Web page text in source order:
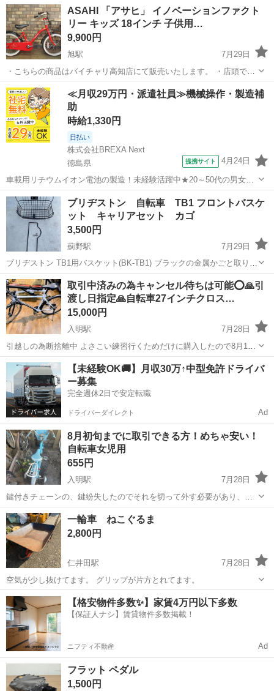
ASAHI 「アサヒ」 イノベーションファクト
リー キッズ 18インチ 子供用…
9,900円
旭駅
7月29日
・こちらの商品はバイチャリ高知店にて販売いたします。 ・店頭での
受け渡しのみとなっております。 ・店頭支払い方法各種取り扱ってお
ります。 ・値引き交渉やお取り置き等は行っておりませんのでご了承
くださいませ。 ・未メン...
高知 高知市 旭駅 その他
≪月収29万円・派遣社員≫機械操作・製造補
助
時給1,330円
日払い
株式会社BREXA Next
徳島県
提携サイト 4月24日
車載用リチウムイオン電池の製造！未経験活躍中★20～50代の男女活
躍中！寮費無料★備品付き1R寮完備！自宅からマイカー通勤OK！無料
駐車場完備◎正社員登用制度あり！《徳島県板野郡松茂町》 人気の工
場のお仕事 ◇車載用リチウ...
徳島 その他
ブリヂストン 自転車 TB1 フロントバスケ
ット キャリアセット カゴ
3,500円
薊野駅
7月29日
ブリヂストン TB1用バスケット(BK-TB1) ブラックの金属かごと取り付
け金具のセットです。 半年程付けておりました。 歪み・錆あり - カラ
ー: ブラック - 素材: 金属 - タイプ: 自転車用かご - 付属...
高知 高知市 薊野駅 自転車
取引中済みの為キャンセル待ちは可能️⭕️🙏引
渡し日指定🙏自転車27インチクロス…
15,000円
入明駅
7月28日
引越しの為断捨離中 よさこい練習行くためだけに購入したので8月13
日～16日受け取りできる方 引渡し指定の為🉐特典で 写真⑤鍵 ソーラ
ーライト ドリンクホルダーセットプレゼント お返事遅い方値段交渉す
る方 ブロック 自転...
高知 高知市 入明駅 クロスバイク
【未経験OK🚚】月収30万↑中型免許ドライバ
ー募集
完全週休2日で安定転職
ドライバーダイレクト Ad
8月初旬までに取引できる方！めちゃ安い！
自転車女児用
655円
入明駅
7月28日
鍵付きチェーンの、鍵紛失したのでそれを切って外す必要があり、工
具が要ります。必要な工具などは購入者様ご自身で調べて作業をお願
いします🙇‍♀️ 補助輪付きです。 小さな子供さんから小学校低学年向け
になります。 屋根付き自転車置...
高知 高知市 入明駅 自転車
一輪車 ねこぐるま
2,800円
仁井田駅
7月28日
空気が少し抜けてます。 グリップが片方とれてます。
高知 高岡郡 仁井田駅 一輪車
【格安物件多数✨】家賃4万円以下多数
【保証人ナシ】賃貸物件多数掲載！
ニフティ不動産 Ad
フラット ペダル
1,500円